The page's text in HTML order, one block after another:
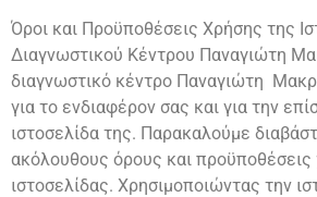
Όροι και Προϋποθέσεις Χρήσης της
Διαγνωστικού Κέντρου Παναγιώτη
διαγνωστικό κέντρο Παναγιώτη
για το ενδιαφέρον σας και για την
ιστοσελίδα της. Παρακαλούμε
ακόλουθους όρους και προϋποθέσεις
ιστοσελίδας. Χρησιμοποιώντας την